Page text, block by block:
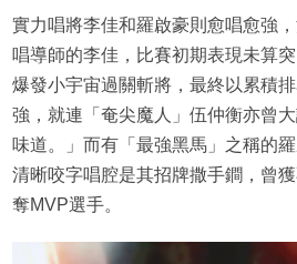
實力唱將李佳和羅啟豪則愈唱愈強
唱導師的李佳，比賽初期表現未算
爆發小宇宙過關斬將，最終以累積
強，就連「奄尖魔人」伍仲衡亦曾
味道。」而有「最強黑馬」之稱的
清晰咬字唱腔是其招牌撒手鐧，曾
奪MVP選手。